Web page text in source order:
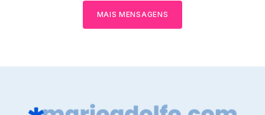
MAIS MENSAGENS